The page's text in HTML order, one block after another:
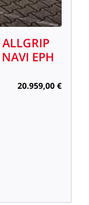
ALLGRIP
NAVI EPH
20.959,00 €